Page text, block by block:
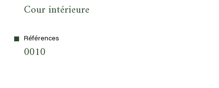
Cour intérieure
Références
0010